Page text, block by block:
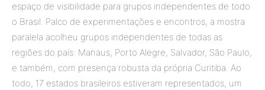
espaço de visibilidade para grupos independentes de todo
o Brasil. Palco de experimentações e encontros, a mostra
paralela acolheu grupos independentes de todas as
regiões do país: Manaus, Porto Alegre, Salvador, São Paulo,
e também, com presença robusta da própria Curitiba. Ao
todo, 17 estados brasileiros estiveram representados, um